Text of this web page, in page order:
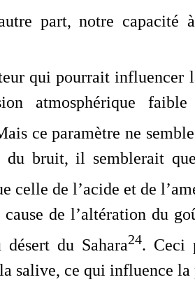
part, notre capacité
qui pourrait influencer
atmosphérique
ce paramètre ne
du bruit, il semblerait
celle de l’acide et de
de l’altération du
du Sahara24. Ceci
salive, ce qui influence